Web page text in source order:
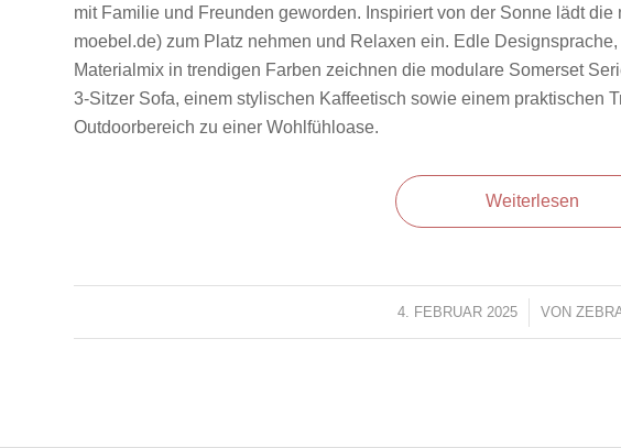
mit Familie und Freunden geworden. Inspiriert von der Sonne lädt
moebel.de) zum Platz nehmen und Relaxen ein. Edle
Materialmix in trendigen Farben zeichnen die modulare Somerset
3-Sitzer Sofa, einem stylischen Kaffeetisch sowie einem praktischen
Outdoorbereich zu einer Wohlfühloase.
Weiterlesen
4. FEBRUAR 2025
/ VON